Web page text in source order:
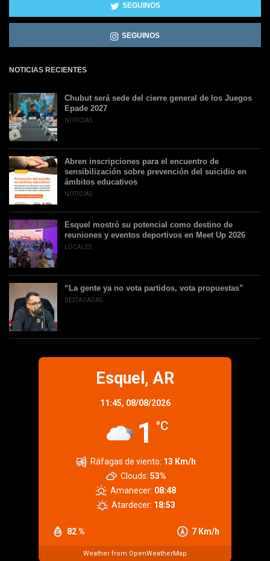
SEGUINOS
SEGUINOS
NOTICIAS RECIENTES
Chubut será sede del cierre general de los Juegos
Epade 2027
NOTICIAS
Abren inscripciones para el encuentro de
sensibilización sobre prevención del suicidio en
ámbitos educativos
NOTICIAS
Esquel mostró su potencial como destino de
reuniones y eventos deportivos en Meet Up 2026
LOCALES
“La gente ya no vota partidos, vota propuestas”
DESTACADAS
Esquel, AR
11:45, 08/08/2026
1 °C
82 % 7 Km/h
Ráfagas de viento: 13 Km/h
Clouds: 53%
Amanecer: 08:48
Atardecer: 18:53
Weather from OpenWeatherMap